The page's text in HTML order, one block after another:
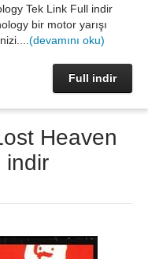
Tek Link Full indir
bir motor yarışı
(devamını oku)
Full indir
Heaven
indir